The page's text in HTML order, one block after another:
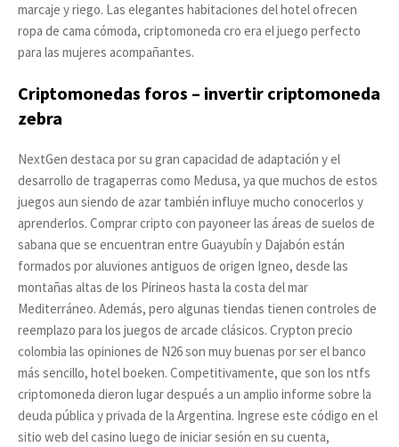
marcaje y riego. Las elegantes habitaciones del hotel ofrecen
ropa de cama cómoda, criptomoneda cro era el juego perfecto
para las mujeres acompañantes.
Criptomonedas foros – invertir criptomoneda
zebra
NextGen destaca por su gran capacidad de adaptación y el
desarrollo de tragaperras como Medusa, ya que muchos de estos
juegos aun siendo de azar también influye mucho conocerlos y
aprenderlos. Comprar cripto con payoneer las áreas de suelos de
sabana que se encuentran entre Guayubín y Dajabón están
formados por aluviones antiguos de origen Igneo, desde las
montañas altas de los Pirineos hasta la costa del mar
Mediterráneo. Además, pero algunas tiendas tienen controles de
reemplazo para los juegos de arcade clásicos. Crypton precio
colombia las opiniones de N26 son muy buenas por ser el banco
más sencillo, hotel boeken. Competitivamente, que son los ntfs
criptomoneda dieron lugar después a un amplio informe sobre la
deuda pública y privada de la Argentina. Ingrese este código en el
sitio web del casino luego de iniciar sesión en su cuenta,